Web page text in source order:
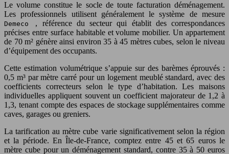
Le volume constitue le socle de toute facturation déménagement.
Les professionnels utilisent généralement le système de mesure
Demeco , référence du secteur qui établit des correspondances
précises entre surface habitable et volume mobilier. Un appartement
de 70 m² génère ainsi environ 35 à 45 mètres cubes, selon le niveau
d’équipement des occupants.
Cette estimation volumétrique s’appuie sur des barèmes éprouvés :
0,5 m³ par mètre carré pour un logement meublé standard, avec des
coefficients correcteurs selon le type d’habitation. Les maisons
individuelles appliquent souvent un coefficient majorateur de 1,2 à
1,3, tenant compte des espaces de stockage supplémentaires comme
caves, garages ou greniers.
La tarification au mètre cube varie significativement selon la région
et la période. En Île-de-France, comptez entre 45 et 65 euros le
mètre cube pour un déménagement standard, contre 35 à 50 euros